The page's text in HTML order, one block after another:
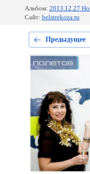
Альбом: 2013.12.27
Сайт: belstrekoza.ru
Предыдущее